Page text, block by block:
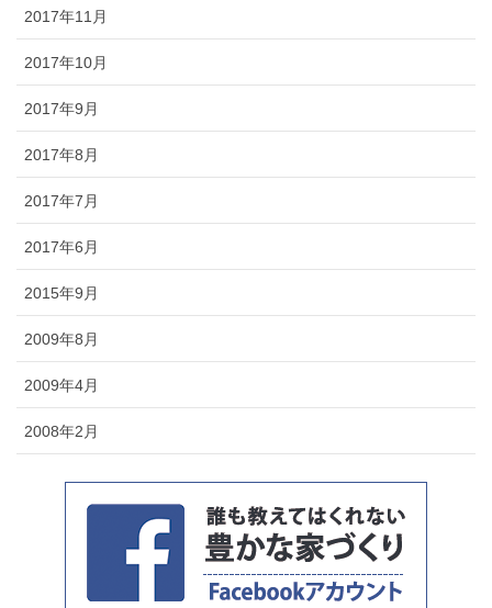
2017年11月
2017年10月
2017年9月
2017年8月
2017年7月
2017年6月
2015年9月
2009年8月
2009年4月
2008年2月